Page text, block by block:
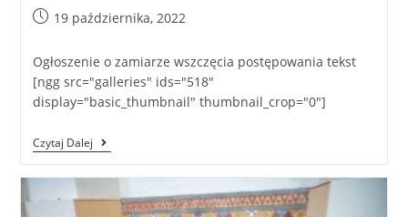
19 października, 2022
Ogłoszenie o zamiarze wszczęcia postępowania tekst
[ngg src="galleries" ids="518"
display="basic_thumbnail" thumbnail_crop="0"]
Czytaj Dalej